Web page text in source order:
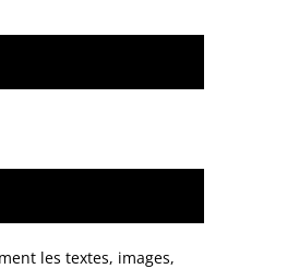
les textes, images,